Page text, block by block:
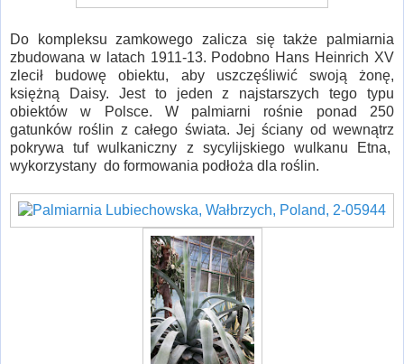
Do kompleksu zamkowego zalicza się także palmiarnia
zbudowana w latach 1911-13. Podobno Hans Heinrich XV
zlecił budowę obiektu, aby uszczęśliwić swoją żonę,
księżną Daisy. Jest to jeden z najstarszych tego typu
obiektów w Polsce. W palmiarni rośnie ponad 250
gatunków roślin z całego świata. Jej ściany od wewnątrz
pokrywa tuf wulkaniczny z sycylijskiego wulkanu Etna,
wykorzystany do formowania podłoża dla roślin.